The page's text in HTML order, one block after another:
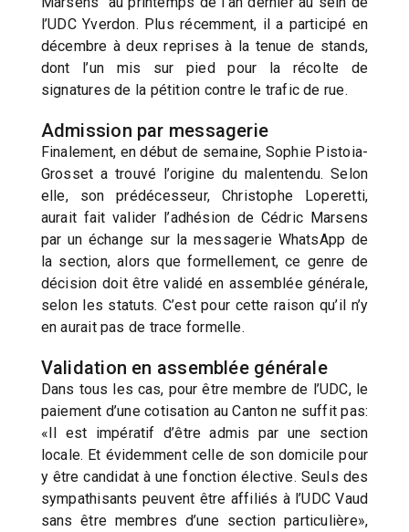
l’UDC Yverdon. Plus récemment, il a participé en
décembre à deux reprises à la tenue de stands,
dont l’un mis sur pied pour la récolte de
signatures de la pétition contre le trafic de rue.
Admission par messagerie
Finalement, en début de semaine, Sophie Pistoia-
Grosset a trouvé l’origine du malentendu. Selon
elle, son prédécesseur, Christophe Loperetti,
aurait fait valider l’adhésion de Cédric Marsens
par un échange sur la messagerie WhatsApp de
la section, alors que formellement, ce genre de
décision doit être validé en assemblée générale,
selon les statuts. C’est pour cette raison qu’il n’y
en aurait pas de trace formelle.
Validation en assemblée générale
Dans tous les cas, pour être membre de l’UDC, le
paiement d’une cotisation au Canton ne suffit pas:
«Il est impératif d’être admis par une section
locale. Et évidemment celle de son domicile pour
y être candidat à une fonction élective. Seuls des
sympathisants peuvent être affiliés à l’UDC Vaud
sans être membres d’une section particulière»,